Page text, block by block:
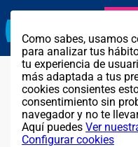
Como sabes, usamos
para analizar tus
tu experiencia de
más adaptada a tus
cookies consientes
consentimiento sin
navegador y no te
Aquí puedes Ver
Configurar cookies